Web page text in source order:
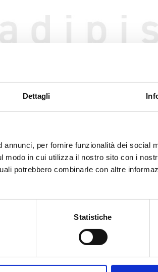
Dettagli
per fornire funzionalità dei social
modo in cui utilizza il nostro sito con i
potrebbero combinarle con altre
Statistiche
Privacy Policy
INVIA